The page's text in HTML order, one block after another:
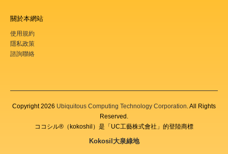
關於本網站
使用規約
隱私政策
諮詢聯絡
Copyright2026 Ubiquitous Computing Technology Corporation. All Rights
Reserved.
ココシル®（kokoshil）是「UC工藝株式會社」的登陸商標
Kokosil大泉綠地